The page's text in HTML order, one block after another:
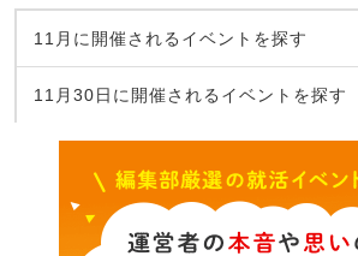
11月に開催されるイベントを探す
11月30日に開催されるイベントを探す